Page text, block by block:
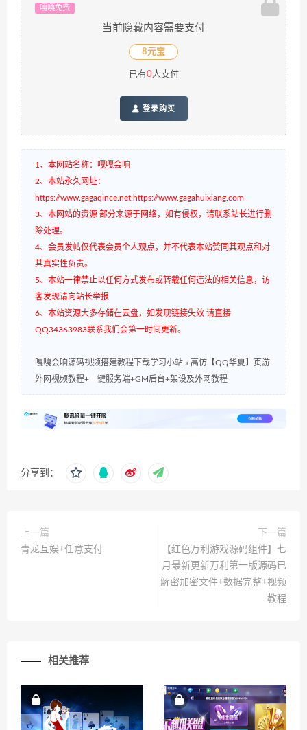
嘎嘎免费
当前隐藏内容需要支付
8元宝
已有0人支付
登录购买
1、本网站名称：嘎嘎会响
2、本站永久网址：
https://www.gagaqince.net,https://www.gagahuixiang.com
3、本网站的资源 部分来源于网络，如有侵权，请联系站长进行删
除处理。
4、会员发帖仅代表会员个人观点，并不代表本站赞同其观点和对
其真实性负责。
5、本站一律禁止以任何方式发布或转载任何违法的相关信息，访
客发现请向站长举报
6、本站资源大多存储在云盘，如发现链接失效 请直接
QQ34363983联系我们会第一时间更新。
嘎嘎会响源码视频搭建教程下载学习小站 » 高仿【QQ华夏】页游
外网视频教程+一键服务端+GM后台+架设及外网教程
分享到：
上一篇
青龙互娱+任意支付
下一篇
【红色万利游戏源码组件】七
月最新更新万利第一版源码已
解密加密文件+数据完整+视频
教程
相关推荐